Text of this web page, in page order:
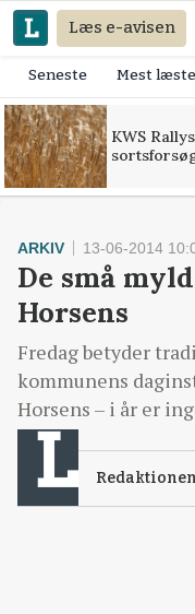
Læs e-avisen
Seneste Mest læste
KWS
ARKIV 13-06-2014
De små
Horsens
Fredag betyder
kommunens
Horsens – i år er
Redaktionen